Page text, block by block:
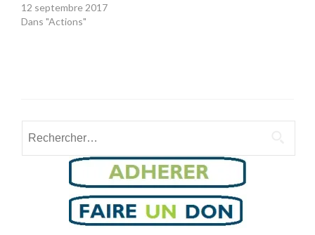
12 septembre 2017
Dans "Actions"